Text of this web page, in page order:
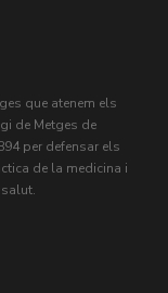
que atenem els
de Metges de
per defensar els
de la medicina i